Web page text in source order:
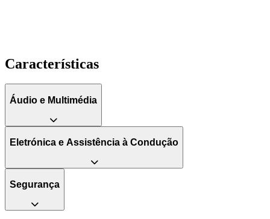
Características
Áudio e Multimédia
Eletrónica e Assistência à Condução
Segurança